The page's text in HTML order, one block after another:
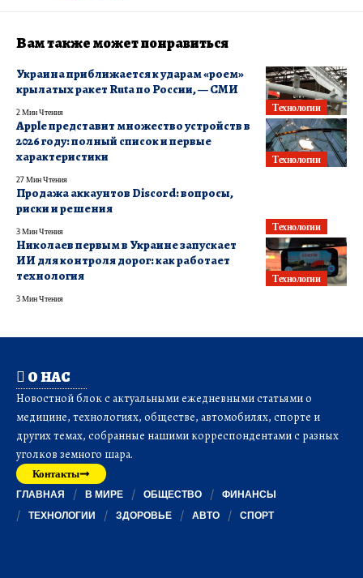
Вам также может понравиться
Технологии
Украина приближается к ударам «роем»
крылатых ракет Ruta по России, — СМИ
2 Мин Чтения
Технологии
Apple представит множество устройств в
2026 году: полный список и первые
характеристики
27 Мин Чтения
Технологии
Продажа аккаунтов Discord: вопросы,
риски и решения
3 Мин Чтения
Технологии
Николаев первым в Украине запускает
ИИ для контроля дорог: как работает
технология
3 Мин Чтения
О НАС
Новостной блок с актуальными ежедневными статьями о
медицине, технологиях, обществе, автомобилях, спорте и
других темах, собранные нашими корреспондентами с разных
уголков земного шара.
Контакты
ГЛАВНАЯ В МИРЕ ОБЩЕСТВО
ФИНАНСЫ
ТЕХНОЛОГИИ
ЗДОРОВЬЕ АВТО СПОРТ